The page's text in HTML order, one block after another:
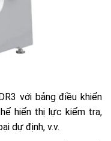
với bảng điều khiển
hiển thị lực kiểm tra,
dự định, v.v.